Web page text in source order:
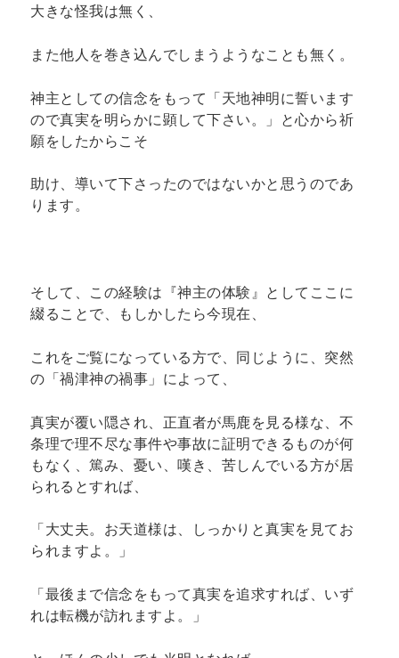
大きな怪我は無く、
また他人を巻き込んでしまうようなことも無く。
神主としての信念をもって「天地神明に誓います
ので真実を明らかに顕して下さい。」と心から祈
願をしたからこそ
助け、導いて下さったのではないかと思うのであ
ります。
そして、この経験は『神主の体験』としてここに
綴ることで、もしかしたら今現在、
これをご覧になっている方で、同じように、突然
の「禍津神の禍事」によって、
真実が覆い隠され、正直者が馬鹿を見る様な、不
条理で理不尽な事件や事故に証明できるものが何
もなく、篤み、憂い、嘆き、苦しんでいる方が居
られるとすれば、
「大丈夫。お天道様は、しっかりと真実を見てお
られますよ。」
「最後まで信念をもって真実を追求すれば、いず
れは転機が訪れますよ。」